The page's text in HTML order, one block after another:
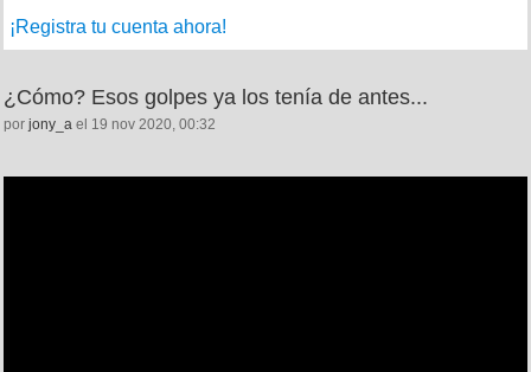
¡Registra tu cuenta ahora!
¿Cómo? Esos golpes ya los tenía de antes...
por jony_a el 19 nov 2020, 00:32